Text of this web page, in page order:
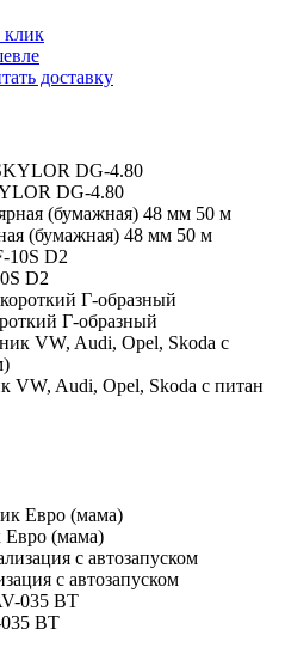
клик
доставку
DG-4.80
(бумажная) 48 мм 50 м
D2
Г-образный
VW, Audi, Opel, Skoda с питан
Евро (мама)
с автозапуском
BT